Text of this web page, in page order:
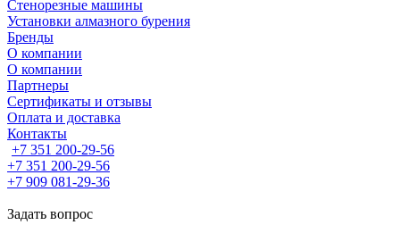
Стенорезные машины
Установки алмазного бурения
Бренды
О компании
О компании
Партнеры
Cертификаты и отзывы
Оплата и доставка
Контакты
+7 351 200-29-56
+7 351 200-29-56
+7 909 081-29-36
Задать вопрос